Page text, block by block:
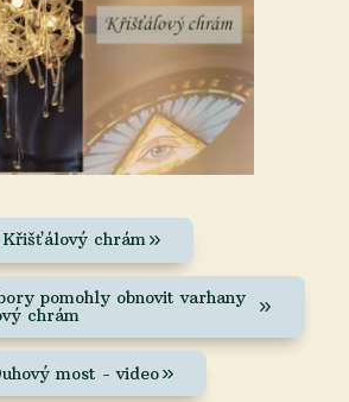
Křišťálový chrám
pomohly obnovit varhany
chrám
most - video